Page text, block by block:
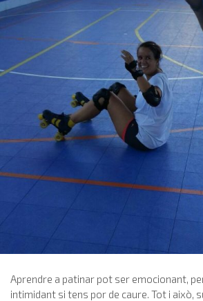
Aprendre a patinar pot ser emocionant,
intimidant si tens por de caure. Tot i això,